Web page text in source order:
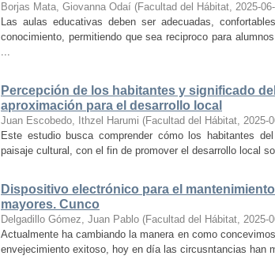
Borjas Mata, Giovanna Odaí (Facultad del Hábitat, 2025-
Las aulas educativas deben ser adecuadas,
conocimiento, permitiendo que sea reciproco para
...
Percepción de los habitantes y significado
aproximación para el desarrollo local
Juan Escobedo, Ithzel Harumi (Facultad del Hábitat, 2025-
Este estudio busca comprender cómo los habitantes
paisaje cultural, con el fin de promover el desarrollo local
Dispositivo electrónico para el
mayores. Cunco
Delgadillo Gómez, Juan Pablo (Facultad del Hábitat, 2025-
Actualmente ha cambiando la manera en como
envejecimiento exitoso, hoy en día las circusntancias han